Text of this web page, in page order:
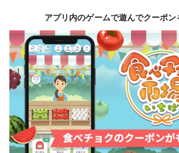
アプリ内のゲームで遊んでクーポン